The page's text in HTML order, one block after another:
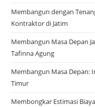
Membangun dengan
Kontraktor di Jatim
Membangun Masa Depan
Tafinna Agung
Membangun Masa Depan:
Timur
Membongkar Estimasi